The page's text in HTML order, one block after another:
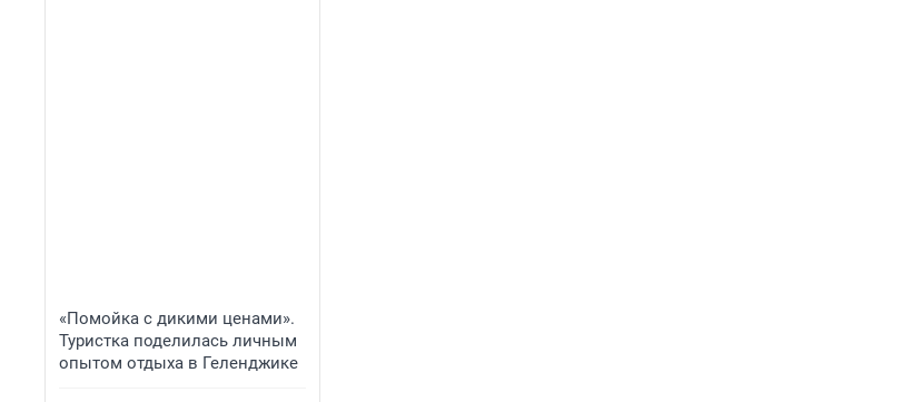
«Помойка с дикими ценами».
Туристка поделилась личным
опытом отдыха в Геленджике